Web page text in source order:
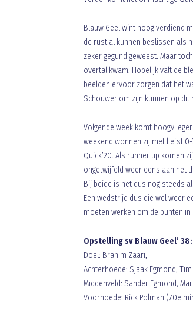
Blauw Geel wint hoog verdiend
de rust al kunnen beslissen als
zeker gegund geweest. Maar
overtal kwam. Hopelijk valt de
beelden ervoor zorgen dat het
Schouwer om zijn kunnen op dit
Volgende week komt
weekend wonnen zij met liefst
Quick’20. Als runner up komen
ongetwijfeld weer eens aan het
Bij beide is het dus nog steeds
Een wedstrijd dus die wel weer
moeten werken om de punten in
Opstelling sv Blauw Geel’ 38:
Doel: Brahim Zaari,
Achterhoede: Sjaak Egmond,
Middenveld: Sander Egmond,
Voorhoede: Rick Polman (70e